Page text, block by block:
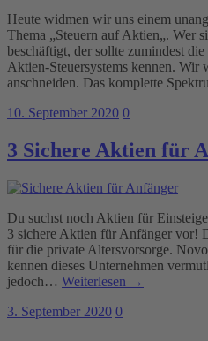
Heute widmen wir uns einem
Thema „Steuern auf Aktien„. Wer
beschäftigt, der sollte zumindest
Aktien-Steuersystems kennen. Wir
anschneiden. Das komplette
10. September 2020 0
3 Sichere Aktien für
Du suchst noch Aktien für
3 sichere Aktien für Anfänger vor!
für die private Altersvorsorge.
kennen dieses Unternehmen
jedoch… Weiterlesen →
3. September 2020 0